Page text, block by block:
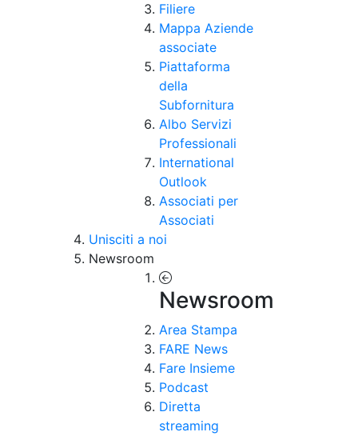
Filiere
Mappa Aziende
associate
Piattaforma
della
Subfornitura
Albo Servizi
Professionali
International
Outlook
Associati per
Associati
Unisciti a noi
Newsroom
Newsroom
Area Stampa
FARE News
Fare Insieme
Podcast
Diretta
streaming